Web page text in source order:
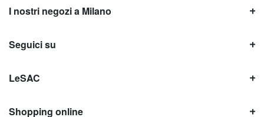
I nostri negozi a Milano
Seguici su
LeSAC
Shopping online